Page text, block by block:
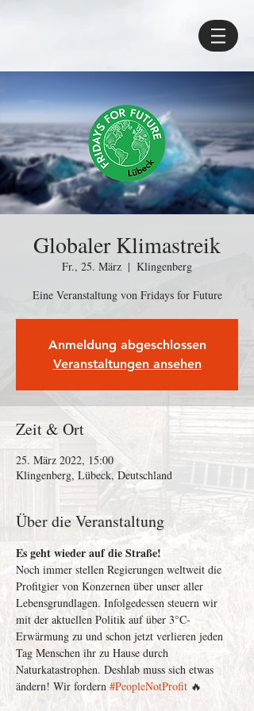
Globaler Klimastreik
Fr., 25. März
  |
Klingenberg
Eine Veranstaltung von Fridays for Future
Anmeldung abgeschlossen
Veranstaltungen ansehen
Zeit & Ort
25. März 2022, 15:00
Klingenberg, Lübeck, Deutschland
Über die Veranstaltung
Es geht wieder auf die Straße!
Noch immer stellen Regierungen weltweit die
Profitgier von Konzernen über unser aller
Lebensgrundlagen. Infolgedessen steuern wir
mit der aktuellen Politik auf über 3°C-
Erwärmung zu und schon jetzt verlieren jeden
Tag Menschen ihr zu Hause durch
Naturkatastrophen. Deshlab muss sich etwas
ändern! Wir fordern #PeopleNotProfit 🔥